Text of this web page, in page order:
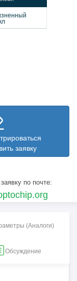
заявку
по почте:
(Aналоги)
Обсуждение